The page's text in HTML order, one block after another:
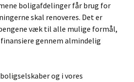
boligafdelinger får brug for
skal renoveres. Det er
væk til alle mulige formål,
gennem almindelig
og i vores